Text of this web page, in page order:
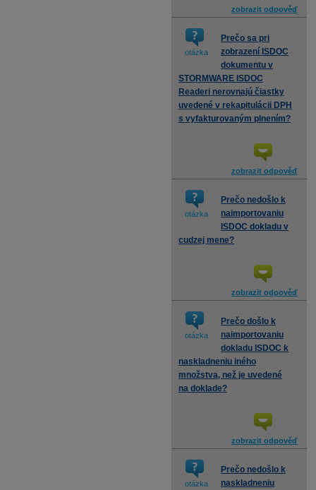
zobrazit odpověď
otázka
Prečo sa pri
zobrazení ISDOC
dokumentu v
STORMWARE ISDOC
Readeri nerovnajú čiastky
uvedené v rekapitulácii DPH
s vyfakturovaným plnením?
zobrazit odpověď
otázka
Prečo nedošlo k
naimportovaniu
ISDOC dokladu v
cudzej mene?
zobrazit odpověď
otázka
Prečo došlo k
naimportovaniu
dokladu ISDOC k
naskladneniu iného
množstva, než je uvedené
na doklade?
zobrazit odpověď
otázka
Prečo nedošlo k
naskladneniu